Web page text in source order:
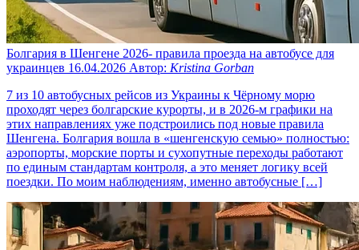
Болгария в Шенгене 2026- правила проезда на автобусе для
украинцев 16.04.2026 Автор: Kristina Gorban
7 из 10 автобусных рейсов из Украины к Чёрному морю
проходят через болгарские курорты, и в 2026-м графики на
этих направлениях уже подстроились под новые правила
Шенгена. Болгария вошла в «шенгенскую семью» полностью:
аэропорты, морские порты и сухопутные переходы работают
по единым стандартам контроля, а это меняет логику всей
поездки. По моим наблюдениям, именно автобусные […]